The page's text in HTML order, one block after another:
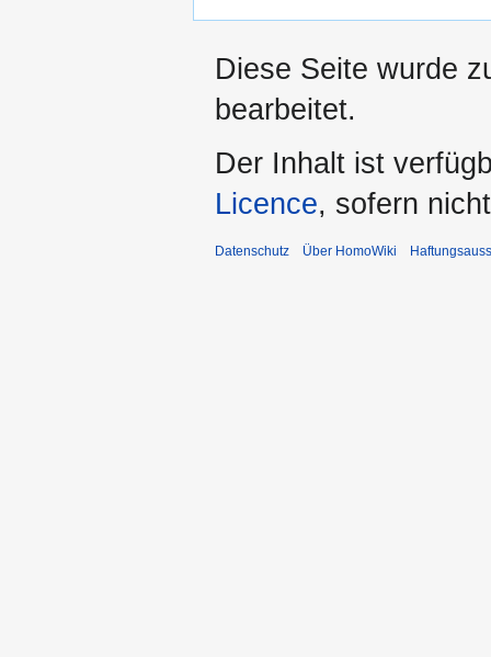
Diese Seite wurde
bearbeitet.
Der Inhalt ist
Licence, sofern
Datenschutz Über HomoWiki